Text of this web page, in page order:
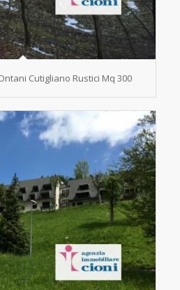
Cutigliano Rustici Mq 300